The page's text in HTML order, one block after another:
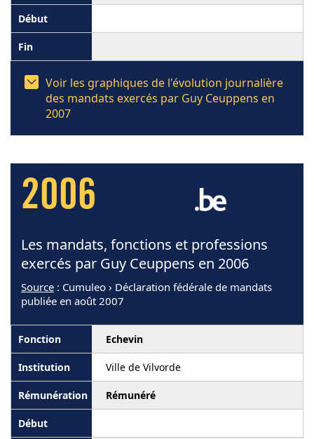
Voir les graphiques de l'évolution journalière
des mandats exercés par Guy Ceuppens en
2007
2006
Les mandats, fonctions et professions
exercés par Guy Ceuppens en 2006
Source : Cumuleo › Déclaration fédérale de mandats
publiée en août 2007
Echevin
Ville de Vilvorde
Rémunéré